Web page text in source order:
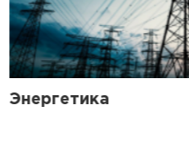
Энергетика